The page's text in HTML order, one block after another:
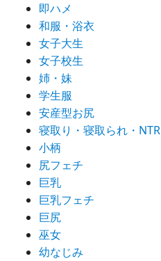
即ハメ
和服・浴衣
女子大生
女子校生
姉・妹
学生服
安産型お尻
寝取り・寝取られ・NTR
小柄
尻フェチ
巨乳
巨乳フェチ
巨尻
巫女
幼なじみ